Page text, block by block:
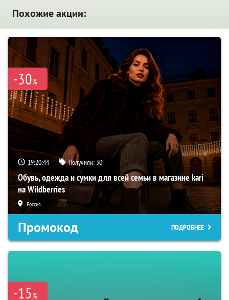
Похожие акции:
-30%
19:20:43 Получили: 30
Обувь, одежда и сумки для всей семьи в магазине kari
на Wildberries
Россия
Промокод ПОДРОБНЕЕ
-15%